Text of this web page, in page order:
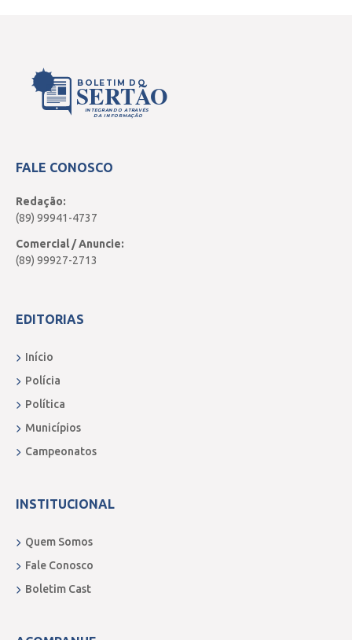
BOLETIM DO
SERTÃO
INTEGRANDO ATRAVÉS
DA INFORMAÇÃO
FALE CONOSCO
Redação:
(89) 99941-4737
Comercial / Anuncie:
(89) 99927-2713
EDITORIAS
Início
Polícia
Política
Municípios
Campeonatos
INSTITUCIONAL
Quem Somos
Fale Conosco
Boletim Cast